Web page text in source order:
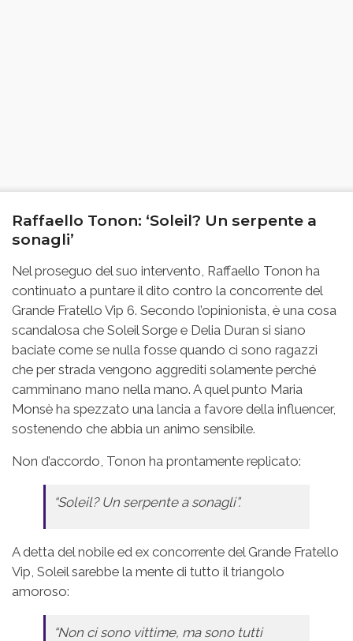
Raffaello Tonon: ‘Soleil? Un serpente a
sonagli’
Nel proseguo del suo intervento, Raffaello Tonon ha
continuato a puntare il dito contro la concorrente del
Grande Fratello Vip 6. Secondo l’opinionista, è una cosa
scandalosa che Soleil Sorge e Delia Duran si siano
baciate come se nulla fosse quando ci sono ragazzi
che per strada vengono aggrediti solamente perché
camminano mano nella mano. A quel punto Maria
Monsè ha spezzato una lancia a favore della influencer,
sostenendo che abbia un animo sensibile.
Non d’accordo, Tonon ha prontamente replicato:
“Soleil? Un serpente a sonagli”.
A detta del nobile ed ex concorrente del Grande Fratello
Vip, Soleil sarebbe la mente di tutto il triangolo
amoroso:
“Non ci sono vittime, ma sono tutti